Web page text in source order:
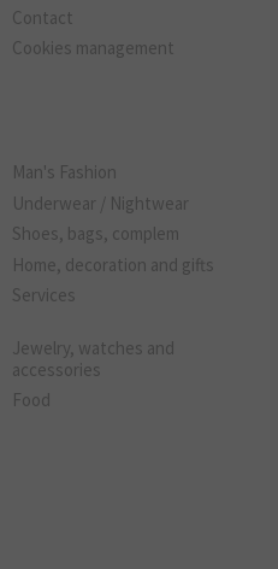
Contact
Cookies management
Man's Fashion
Underwear / Nightwear
Shoes, bags, complem
Home, decoration and gifts
Services
Jewelry, watches and
accessories
Food